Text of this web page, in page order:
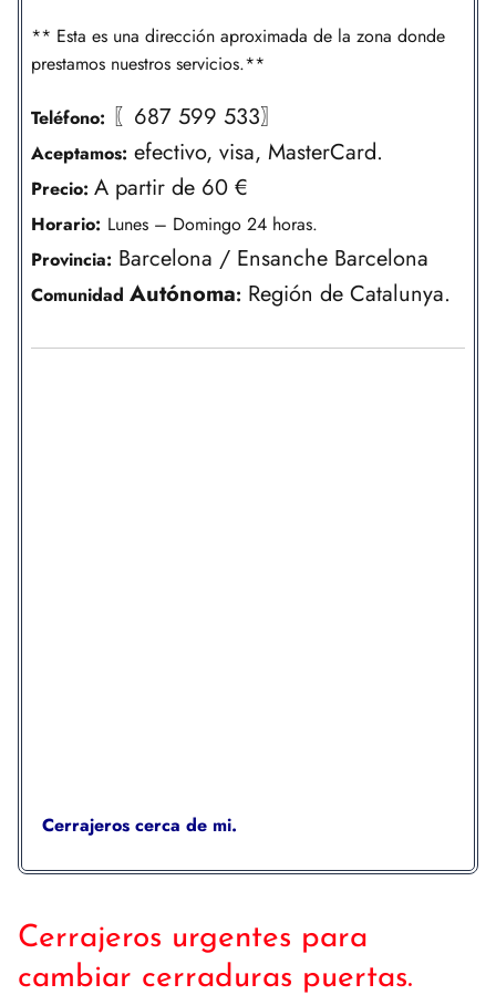
** Esta es una dirección aproximada de la zona donde
prestamos nuestros servicios.**
Teléfono: 〖687 599 533〗
Aceptamos: efectivo, visa, MasterCard.
Precio: A partir de 60 €
Horario: Lunes – Domingo 24 horas.
Provincia: Barcelona / Ensanche Barcelona
Comunidad Autónoma: Región de Catalunya.
Cerrajeros cerca de mi.
Cerrajeros urgentes para
cambiar cerraduras puertas.